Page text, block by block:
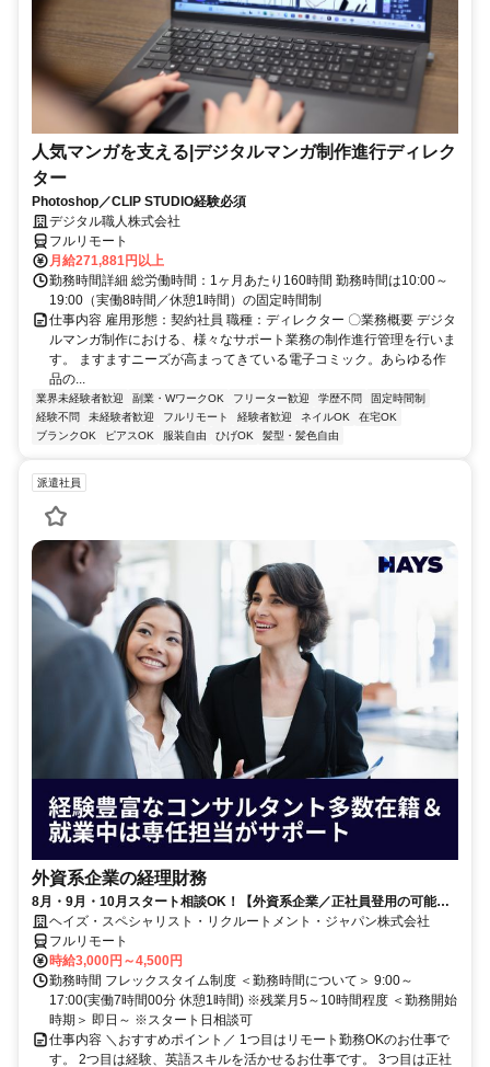
人気マンガを支える|デジタルマンガ制作進行ディレク
ター
Photoshop／CLIP STUDIO経験必須
デジタル職人株式会社
フルリモート
月給271,881円以上
勤務時間詳細 総労働時間：1ヶ月あたり160時間 勤務時間は10:00～
19:00（実働8時間／休憩1時間）の固定時間制
仕事内容 雇用形態：契約社員 職種：ディレクター 〇業務概要 デジタ
ルマンガ制作における、様々なサポート業務の制作進行管理を行いま
す。 ますますニーズが高まってきている電子コミック。あらゆる作
品の...
業界未経験者歓迎 副業・WワークOK フリーター歓迎 学歴不問
固定時間制
経験不問
未経験者歓迎 フルリモート 経験者歓迎 ネイルOK
在宅OK
ブランクOK
ピアスOK 服装自由 ひげOK 髪型・髪色自由
派遣社員
外資系企業の経理財務
8月・9月・10月スタート相談OK！【外資系企業／正社員登用の可能性
大／700万～800万／リモート勤務OK】経理財務
ヘイズ・スペシャリスト・リクルートメント・ジャパン株式会社
フルリモート
時給3,000円～4,500円
勤務時間 フレックスタイム制度 ＜勤務時間について＞ 9:00～
17:00(実働7時間00分 休憩1時間) ※残業月5～10時間程度 ＜勤務開始
時期＞ 即日～ ※スタート日相談可
仕事内容 ＼おすすめポイント／ 1つ目はリモート勤務OKのお仕事で
す。 2つ目は経験、英語スキルを活かせるお仕事です。 3つ目は正社